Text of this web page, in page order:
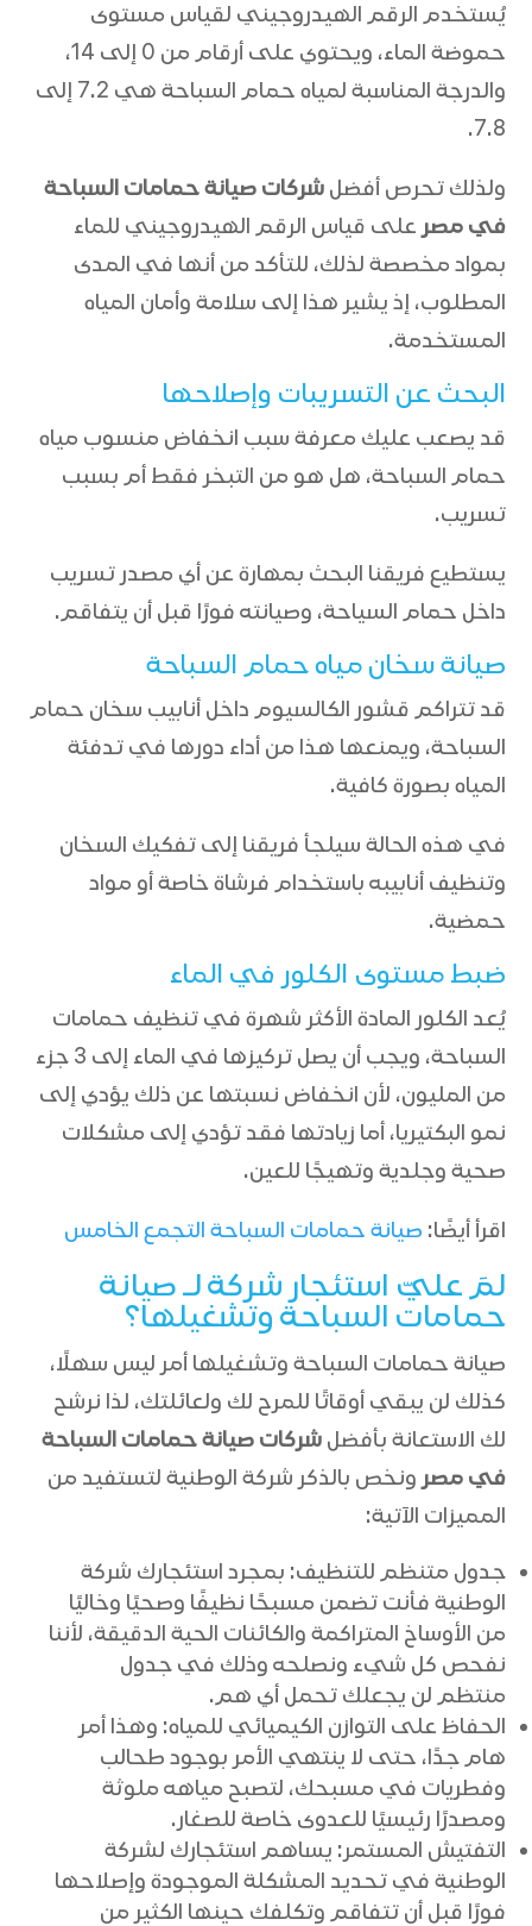
يُستخدم الرقم الهيدروجيني لقياس مستوى
حموضة الماء، ويحتوي على أرقام من 0 إلى 14،
والدرجة المناسبة لمياه حمام السباحة هي 7.2 إلى
7.8.
ولذلك تحرص أفضل شركات صيانة حمامات السباحة
في مصر على قياس الرقم الهيدروجيني للماء
بمواد مخصصة لذلك، للتأكد من أنها في المدى
المطلوب، إذ يشير هذا إلى سلامة وأمان المياه
المستخدمة.
البحث عن التسريبات وإصلاحها
قد يصعب عليك معرفة سبب انخفاض منسوب مياه
حمام السباحة، هل هو من التبخر فقط أم بسبب
تسريب.
يستطيع فريقنا البحث بمهارة عن أي مصدر تسريب
داخل حمام السياحة، وصيانته فورًا قبل أن يتفاقم.
صيانة سخان مياه حمام السباحة
قد تتراكم قشور الكالسيوم داخل أنابيب سخان حمام
السباحة، ويمنعها هذا من أداء دورها في تدفئة
المياه بصورة كافية.
في هذه الحالة سيلجأ فريقنا إلى تفكيك السخان
وتنظيف أنابيبه باستخدام فرشاة خاصة أو مواد
حمضية.
ضبط مستوى الكلور في الماء
يُعد الكلور المادة الأكثر شهرة في تنظيف حمامات
السباحة، ويجب أن يصل تركيزها في الماء إلى 3 جزء
من المليون، لأن انخفاض نسبتها عن ذلك يؤدي إلى
نمو البكتيريا، أما زيادتها فقد تؤدي إلى مشكلات
صحية وجلدية وتهيجًا للعين.
اقرأ أيضًا: صيانة حمامات السباحة التجمع الخامس
لمَ عليّ استئجار شركة لـ صيانة
حمامات السباحة وتشغيلها؟
صيانة حمامات السباحة وتشغيلها أمر ليس سهلًا،
كذلك لن يبقي أوقاتًا للمرح لك ولعائلتك، لذا نرشح
لك الاستعانة بأفضلشركات صيانة حمامات السباحة
في مصر ونخص بالذكر شركة الوطنية لتستفيد من
المميزات الآتية:
جدول متنظم للتنظيف: بمجرد استئجارك شركة
الوطنية فأنت تضمن مسبحًا نظيفًا وصحيًا وخاليًا
من الأوساخ المتراكمة والكائنات الحية الدقيقة، لأننا
نفحص كل شيء ونصلحه وذلك في جدول
منتظم لن يجعلك تحمل أي هم.
الحفاظ على التوازن الكيميائي للمياه: وهذا أمر
هام جدًا، حتى لا ينتهي الأمر بوجود طحالب
وفطريات في مسبحك، لتصبح مياهه ملوثة
ومصدرًا رئيسيًا للعدوى خاصة للصغار.
التفتيش المستمر: يساهم استئجارك لشركة
الوطنية في تحديد المشكلة الموجودة وإصلاحها
فورًا قبل أن تتفاقم وتكلفك حينها الكثير من